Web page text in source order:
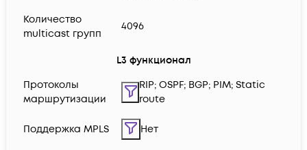
Количество
multicast групп
4096
L3 функционал
Протоколы
маршрутизации
RIP; OSPF; BGP; PIM; Static
route
Поддержка MPLS Нет